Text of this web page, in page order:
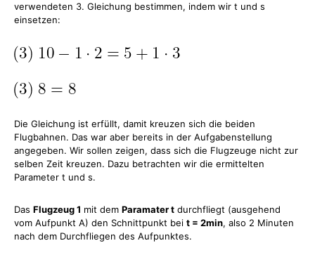
verwendeten 3. Gleichung bestimmen, indem wir t und s
einsetzen:
Die Gleichung ist erfüllt, damit kreuzen sich die beiden
Flugbahnen. Das war aber bereits in der Aufgabenstellung
angegeben. Wir sollen zeigen, dass sich die Flugzeuge nicht zur
selben Zeit kreuzen. Dazu betrachten wir die ermittelten
Parameter t und s.
Das Flugzeug 1 mit dem Paramater t durchfliegt (ausgehend
vom Aufpunkt A) den Schnittpunkt bei t = 2min, also 2 Minuten
nach dem Durchfliegen des Aufpunktes.